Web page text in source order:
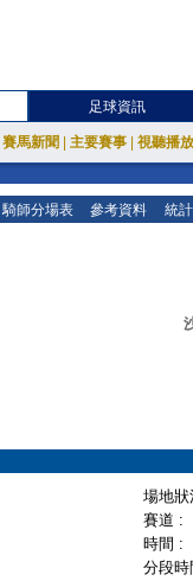
足球資訊
賽馬新聞 主要賽事 視聽播
騎師分場表 參考資料 統
場地
賽道 :
時間 :
分段